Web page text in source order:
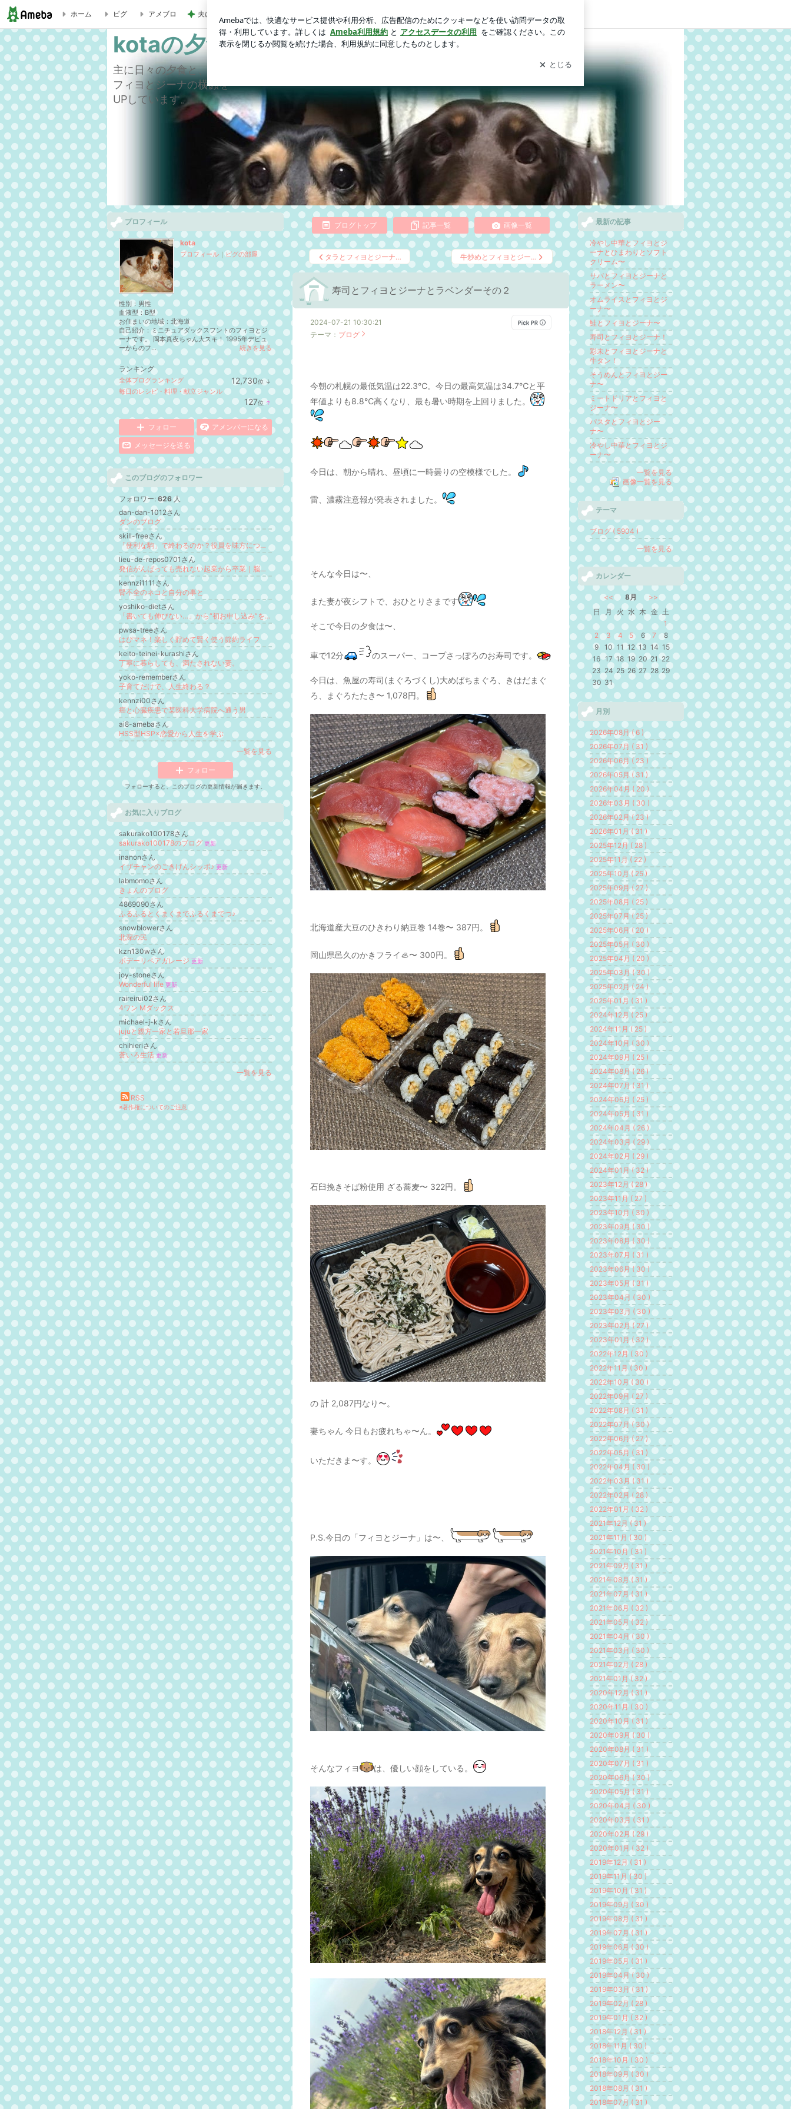
寿司とフィヨとジーナとラベンダーその２ | kotaの夕食日記ブログ
ホーム ピグ アメブロ 夫に渡したカウンセリングの受診 ログイン
kotaの夕食日記ブログ
主に日々の夕食と、
フィヨとジーナの横顔を
UPしています。
ブログトップ 記事一覧 画像一覧
タラとフィヨとジーナ… 牛炒めとフィヨとジー…
寿司とフィヨとジーナとラベンダーその２
2024-07-21 10:30:21
テーマ： ブログ
今朝の札幌の最低気温は22.3℃。今日の最高気温は34.7℃と平
年値よりも8.8℃高くなり、最も暑い時期を上回りました。
今日は、朝から晴れ、昼頃に一時曇りの空模様でした。
雷、濃霧注意報が発表されました。
そんな今日は〜、
また妻が夜シフトで、おひとりさまです
そこで今日の夕食は〜、
車で12分 のスーパー、コープさっぽろのお寿司です。
今日は、魚屋の寿司(まぐろづくし)大めばちまぐろ、きはだまぐ
ろ、まぐろたたき〜 1,078円。
北海道産大豆のひきわり納豆巻 14巻〜 387円。
岡山県邑久のかきフライ🦪〜 300円。
石臼挽きそば粉使用 ざる蕎麦〜 322円。
の 計 2,087円なり〜。
妻ちゃん 今日もお疲れちゃ〜ん。
いただきま〜す。
P.S.今日の「フィヨとジーナ」は〜、
そんなフィヨ は、優しい顔をしている。
プロフィール
kota
プロフィール ｜ピグの部屋
性別： 男性
血液型： B型
お住まいの地域： 北海道
自己紹介：ミニチュアダックスフントのフィヨとジ
ーナです。 岡本真夜ちゃん大スキ！ 1995年デビュ
ーからのフ...
続きを見る
ランキング
全体ブログランキング 12,730位 ↓
ラ
ン
キ
ン
グ
下
降
毎日のレシピ・料理・献立ジャンル
127位 ↑
ラ
ン
キ
ン
グ
上
昇
フォロー アメンバーになる
メッセージを送る
このブログのフォロワー
フォロワー: 626人
dan-dan-1012さん
ダンのブログ
skill-freeさん
「便利な駒」で終わるのか？役員を味方につけ、言い値で成約する参謀の作法
lieu-de-repos0701さん
発信がんばっても売れない起業から卒業｜脳タイプ発信で月商50万→7桁安定へ｜美人脳レッスン主宰ETSUKO
kennzi1111さん
腎不全のネコと自分の事と
yoshiko-dietさん
「書いても伸びない…」から“初お申し込み”を叶える！在宅ワークしたい起業ママのためのアメブロ発信術／山口よう
pwsa-treeさん
はぴマネ！楽しく貯めて賢く使う節約ライフ
keito-teinei-kurashiさん
丁寧に暮らしても、満たされない妻。
yoko-rememberさん
子育てだけで、人生終わる？
kennzi00さん
癌と心臓疾患で某医科大学病院へ通う男
ai8-amebaさん
HSS型HSP×恋愛から人生を学ぶ
一覧を見る
フォロー
フォローすると、このブログの更新情報が届きます。
お気に入りブログ
sakurako100178さん
sakurako100178のブログ 更新
inanonさん
イザチャンのごきげんシッポ♪ 更新
labmomoさん
きょんのブログ
4869090さん
ふるふるとくまくまでふるくまでつ♪
snowblowerさん
北深の民
kzn130wさん
ボデーリペアガレージ 更新
joy-stoneさん
Wonderful life 更新
raireirui02さん
4ワン Mダックス
michael-j-kさん
jujuと親方一家と若旦那一家
chihieriさん
蒼いろ生活 更新
一覧を見る
RSS
※著作権についてのご注意
最新の記事
冷やし中華とフィヨとジ
ーナとひまわりとソフト
クリーム〜
サバとフィヨとジーナと
ラーメン〜
オムライスとフィヨとジ
ーナ〜
鮭とフィヨとジーナ〜
寿司とフィヨとジーナ！
彩未とフィヨとジーナと
牛タン！
そうめんとフィヨとジー
ナ〜
ミートドリアとフィヨと
ジーナ〜
パスタとフィヨとジー
ナ〜
冷やし中華とフィヨとジ
ーナ〜
一覧を見る
画像一覧を見る
テーマ
ブログ ( 5904 )
一覧を見る
カレンダー
<< 8月
>>
日
月 火 水 木 金 土
1
2
3 4 5 6 7
8
9
10 11 12 13 14 15
16 17 18 19 20 21 22
23 24 25 26 27 28 29
30 31
月別
2026年08月 ( 6 )
2026年07月 ( 31 )
2026年06月 ( 23 )
2026年05月 ( 31 )
2026年04月 ( 20 )
2026年03月 ( 30 )
2026年02月 ( 23 )
2026年01月 ( 31 )
2025年12月 ( 28 )
2025年11月 ( 22 )
2025年10月 ( 25 )
2025年09月 ( 27 )
2025年08月 ( 25 )
2025年07月 ( 25 )
2025年06月 ( 20 )
2025年05月 ( 30 )
2025年04月 ( 20 )
2025年03月 ( 30 )
2025年02月 ( 24 )
2025年01月 ( 31 )
2024年12月 ( 25 )
2024年11月 ( 25 )
2024年10月 ( 30 )
2024年09月 ( 25 )
2024年08月 ( 26 )
2024年07月 ( 31 )
2024年06月 ( 25 )
2024年05月 ( 31 )
2024年04月 ( 26 )
2024年03月 ( 29 )
2024年02月 ( 29 )
2024年01月 ( 32 )
2023年12月 ( 28 )
2023年11月 ( 27 )
2023年10月 ( 30 )
2023年09月 ( 30 )
2023年08月 ( 30 )
2023年07月 ( 31 )
2023年06月 ( 30 )
2023年05月 ( 31 )
2023年04月 ( 30 )
2023年03月 ( 30 )
2023年02月 ( 27 )
2023年01月 ( 32 )
2022年12月 ( 30 )
2022年11月 ( 30 )
2022年10月 ( 30 )
2022年09月 ( 27 )
2022年08月 ( 31 )
2022年07月 ( 30 )
2022年06月 ( 27 )
2022年05月 ( 31 )
2022年04月 ( 30 )
2022年03月 ( 31 )
2022年02月 ( 28 )
2022年01月 ( 32 )
2021年12月 ( 31 )
2021年11月 ( 30 )
2021年10月 ( 31 )
2021年09月 ( 31 )
2021年08月 ( 31 )
2021年07月 ( 31 )
2021年06月 ( 32 )
2021年05月 ( 32 )
2021年04月 ( 30 )
2021年03月 ( 30 )
2021年02月 ( 28 )
2021年01月 ( 32 )
2020年12月 ( 31 )
2020年11月 ( 30 )
2020年10月 ( 31 )
2020年09月 ( 30 )
2020年08月 ( 31 )
2020年07月 ( 31 )
2020年06月 ( 30 )
2020年05月 ( 31 )
2020年04月 ( 30 )
2020年03月 ( 31 )
2020年02月 ( 29 )
2020年01月 ( 32 )
2019年12月 ( 31 )
2019年11月 ( 30 )
2019年10月 ( 31 )
2019年09月 ( 30 )
2019年08月 ( 31 )
2019年07月 ( 31 )
2019年06月 ( 30 )
2019年05月 ( 31 )
2019年04月 ( 30 )
2019年03月 ( 31 )
2019年02月 ( 28 )
2019年01月 ( 32 )
2018年12月 ( 31 )
2018年11月 ( 30 )
2018年10月 ( 30 )
2018年09月 ( 30 )
2018年08月 ( 31 )
2018年07月 ( 31 )